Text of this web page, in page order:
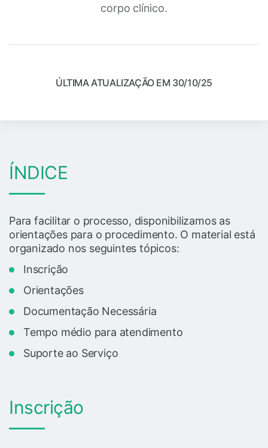
corpo clínico.
ÚLTIMA ATUALIZAÇÃO EM 30/10/25
ÍNDICE
Para facilitar o processo, disponibilizamos as
orientações para o procedimento. O material está
organizado nos seguintes tópicos:
Inscrição
Orientações
Documentação Necessária
Tempo médio para atendimento
Suporte ao Serviço
Inscrição